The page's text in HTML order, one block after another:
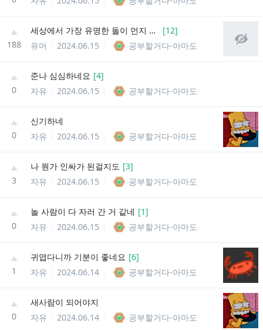
188
세상에서 가장 유명한 돌이 먼지 아냐 [12]
유머
2024.06.15 공부할거다-아마도
0
준나 심심하네요 [4]
자유
2024.06.15 공부할거다-아마도
0
신기하네
자유
2024.06.15 공부할거다-아마도
3
나 뭔가 인싸가 된걸지도 [3]
자유
2024.06.15 공부할거다-아마도
0
놀 사람이 다 자러 간 거 같네 [1]
자유
2024.06.15 공부할거다-아마도
1
귀엽다니까 기분이 좋네요 [6]
자유
2024.06.14 공부할거다-아마도
0
새사람이 되어야지
자유
2024.06.14 공부할거다-아마도